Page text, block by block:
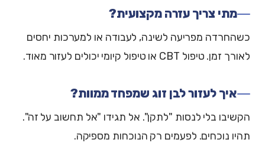
מתי צריך עזרה מקצועית?
כשהחרדה מפריעה לשינה, לעבודה או למערכות יחסים
לאורך זמן. טיפול CBT או טיפול קיומי יכולים לעזור מאוד.
איך לעזור לבן זוג שמפחד ממוות?
הקשיבו בלי לנסות "לתקן". אל תגידו "אל תחשוב על זה".
תהיו נוכחים. לפעמים רק הנוכחות מספיקה.